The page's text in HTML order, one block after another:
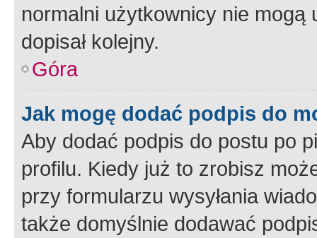
normalni użytkownicy nie
dopisał kolejny.
Góra
Jak mogę dodać podpis do
Aby dodać podpis do postu po
profilu. Kiedy już to zrobisz
przy formularzu wysyłania
także domyślnie dodawać